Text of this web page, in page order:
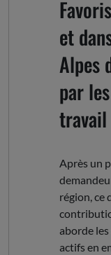
et
Alpes
par
travail
Après un
région, ce
aborde
actifs en